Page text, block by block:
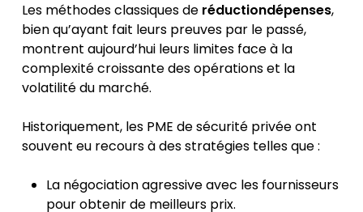
Les méthodes classiques de réductiondépenses,
bien qu’ayant fait leurs preuves par le passé,
montrent aujourd’hui leurs limites face à la
complexité croissante des opérations et la
volatilité du marché.
Historiquement, les PME de sécurité privée ont
souvent eu recours à des stratégies telles que :
La négociation agressive avec les fournisseurs
pour obtenir de meilleurs prix.